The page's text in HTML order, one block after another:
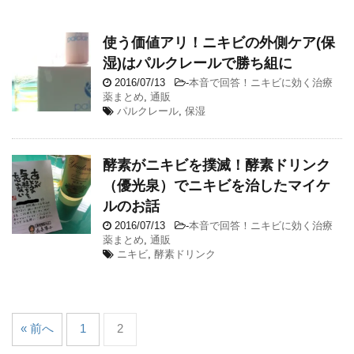
使う価値アリ！ニキビの外側ケア(保
湿)はパルクレールで勝ち組に
2016/07/13 -本音で回答！ニキビに効く治療
薬まとめ, 通販
パルクレール, 保湿
酵素がニキビを撲滅！酵素ドリンク
（優光泉）でニキビを治したマイケ
ルのお話
2016/07/13 -本音で回答！ニキビに効く治療
薬まとめ, 通販
ニキビ, 酵素ドリンク
« 前へ 1 2